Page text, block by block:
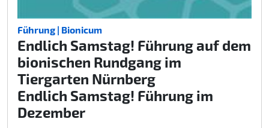
Führung | Bionicum
Endlich Samstag! Führung auf dem
bionischen Rundgang im
Tiergarten Nürnberg
Endlich Samstag! Führung im
Dezember